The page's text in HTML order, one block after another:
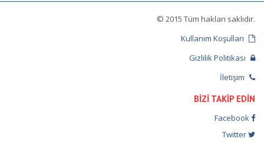
© 2015 Tüm hakları saklıdır.
Kullanım Koşulları
Gizlilik Politikası
İletişim
BİZİ TAKİP EDİN
Facebook
Twitter